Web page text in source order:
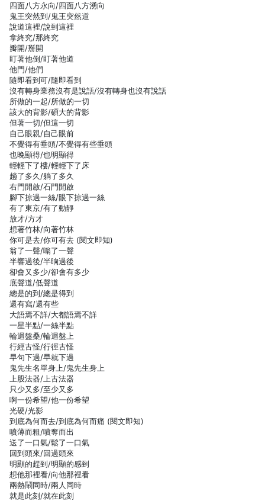
四面八方永向/四面八方湧向
鬼王突然到/鬼王突然道
說道這裡/說到這裡
拿終究/那終究
瓣開/掰開
盯著他倒/盯著他道
他門/他們
隨即看到可/隨即看到
沒有轉身業務沒有是說話/沒有轉身也沒有說話
所做的一起/所做的一切
該大的背影/碩大的背影
但著一切/但這一切
自己眼親/自己眼前
不覺得有垂頭/不覺得有些垂頭
也晚顯得/也明顯得
輕輕下了樓/輕輕下了床
趟了多久/躺了多久
右門開啟/石門開啟
腳下掠過一絲/眼下掠過一絲
有了東京/有了動靜
放才/方才
想著竹林/向著竹林
你可是去/你可有去 (閱文即知)
翁了一聲/嗡了一聲
半響過後/半晌過後
卻會又多少/卻會有多少
底聲道/低聲道
總是的到/總是得到
還有寫/還有些
大語焉不詳/大都語焉不詳
一星半點/一絲半點
輪迴盤桑/輪迴盤上
行經古怪/行徑古怪
早句下過/早就下過
鬼先生名單身上/鬼先生身上
上股法器/上古法器
只少又多/至少又多
啊一份希望/他一份希望
光硬/光影
到底為何而去/到底為何而痛 (閱文即知)
噴薄而粗/噴奪而出
送了一口氣/鬆了一口氣
回到頭來/回過頭來
明顯的趕到/明顯的感到
想他那裡看/向他那裡看
兩熱鬧同時/兩人同時
就是此刻/就在此刻